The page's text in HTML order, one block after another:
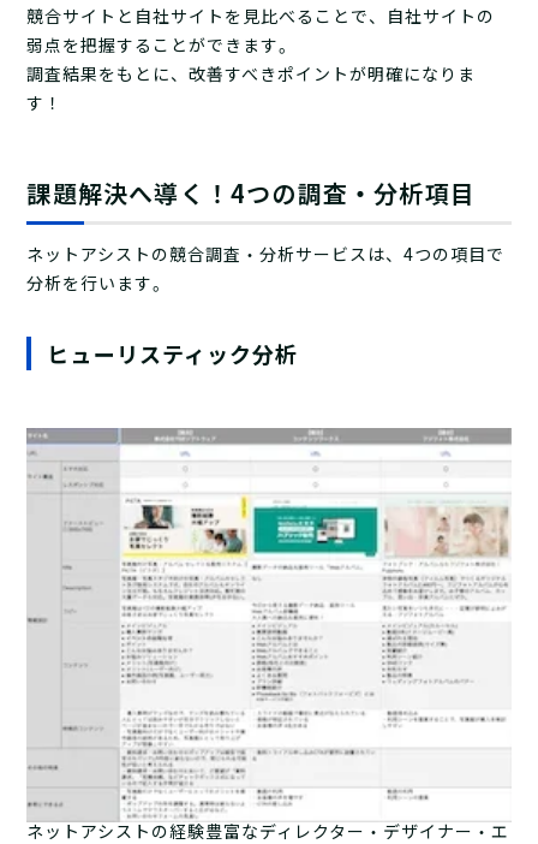
競合サイトと自社サイトを見比べることで、自社サイトの
弱点を把握することができます。
調査結果をもとに、改善すべきポイントが明確になりま
す！
課題解決へ導く！4つの調査・分析項目
ネットアシストの競合調査・分析サービスは、4つの項目で
分析を行います。
ヒューリスティック分析
ネットアシストの経験豊富なディレクター・デザイナー・エ